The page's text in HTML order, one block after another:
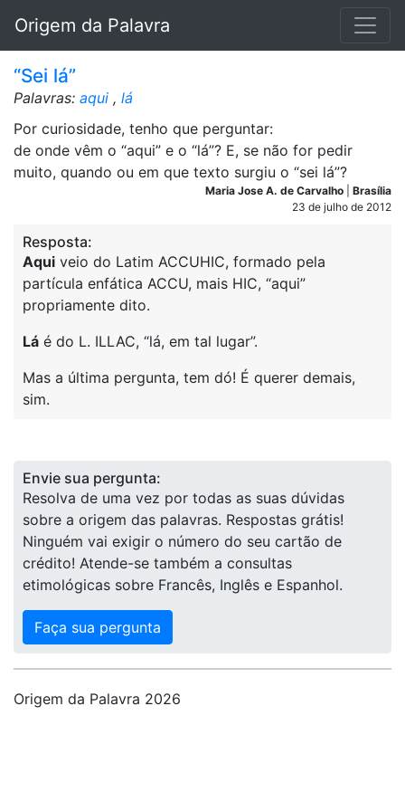
Origem da Palavra
“Sei lá”
Palavras: aqui , lá
Por curiosidade, tenho que perguntar:
de onde vêm o “aqui” e o “lá”? E, se não for pedir
muito, quando ou em que texto surgiu o “sei lá”?
Maria Jose A. de Carvalho
Brasília
23 de julho de 2012
Resposta:
Aqui veio do Latim ACCUHIC, formado pela
partícula enfática ACCU, mais HIC, “aqui”
propriamente dito.
Lá é do L. ILLAC, “lá, em tal lugar”.
Mas a última pergunta, tem dó! É querer demais,
sim.
Envie sua pergunta:
Resolva de uma vez por todas as suas dúvidas
sobre a origem das palavras. Respostas grátis!
Ninguém vai exigir o número do seu cartão de
crédito! Atende-se também a consultas
etimológicas sobre Francês, Inglês e Espanhol.
Faça sua pergunta
Origem da Palavra 2026